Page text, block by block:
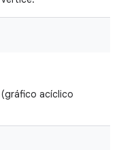
acíclico